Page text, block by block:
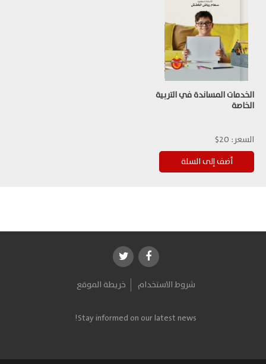
الخدمات المساندة في التربية
الخاصة
السعر: 20$
شروط الاستخدام خريطة الموقع
Stay informed on our latest news!